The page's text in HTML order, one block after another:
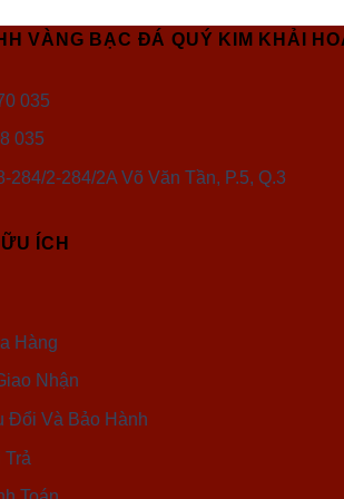
VÀNG BẠC ĐÁ QUÝ KIM KHẢI
035
035
284/2-284/2A Võ Văn Tần, P.5, Q.3
ÍCH
Hàng
Nhận
Đổi Và Bảo Hành